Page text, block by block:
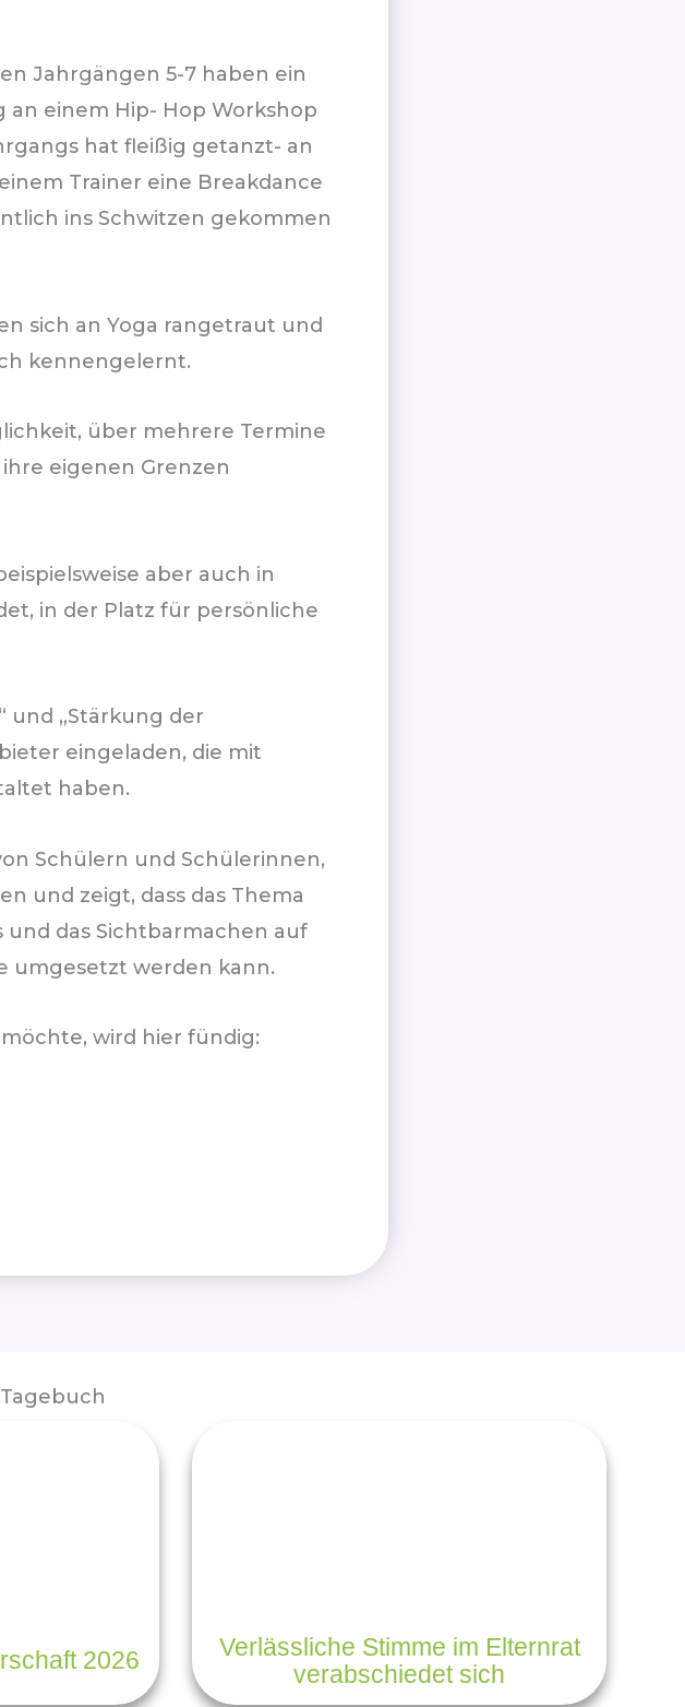
Jahrgängen 5-7 haben ein
an einem Hip- Hop Workshop
hat fleißig getanzt- an
Trainer eine Breakdance
ins Schwitzen gekommen
sich an Yoga rangetraut und
kennengelernt.
über mehrere Termine
eigenen Grenzen
aber auch in
in der Platz für persönliche
und „Stärkung der
eingeladen, die mit
haben.
Schülern und Schülerinnen,
und zeigt, dass das Thema
und das Sichtbarmachen auf
umgesetzt werden kann.
wird hier fündig:
2026
Verlässliche Stimme im Elternrat
verabschiedet sich